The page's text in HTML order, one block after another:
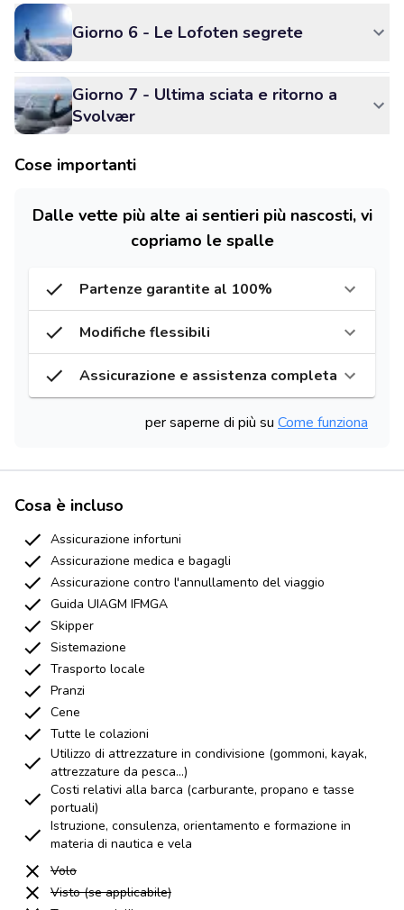
Giorno 6 - Le Lofoten segrete
Giorno 7 - Ultima sciata e ritorno a
Svolvær
Cose importanti
Dalle vette più alte ai sentieri più nascosti, vi
copriamo le spalle
Partenze garantite al 100%
Modifiche flessibili
Assicurazione e assistenza completa
per saperne di più su Come funziona
Cosa è incluso
Assicurazione infortuni
Assicurazione medica e bagagli
Assicurazione contro l'annullamento del viaggio
Guida UIAGM IFMGA
Skipper
Sistemazione
Trasporto locale
Pranzi
Cene
Tutte le colazioni
Utilizzo di attrezzature in condivisione (gommoni, kayak,
attrezzature da pesca...)
Costi relativi alla barca (carburante, propano e tasse
portuali)
Istruzione, consulenza, orientamento e formazione in
materia di nautica e vela
Volo
Visto (se applicabile)